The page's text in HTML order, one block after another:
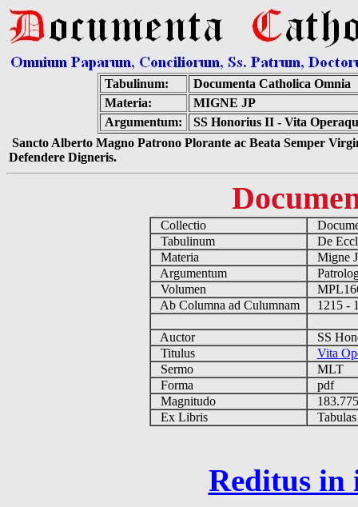
Tabulinum:
Documenta Catholica Omnia
Materia:
MIGNE JP
Argumentum:
SS Honorius II - Vita
Sancto Alberto Magno Patrono Plorante ac Beata Semper
Defendere Digneris.
Collectio
Tabulinum
De
Materia
Migne
Argumentum
Volumen
Ab Columna ad Culumnam
1215 -
Auctor
SS
Titulus
Vita
Sermo
MLT
Forma
pdf
Magnitudo
Ex Libris
Reditus in